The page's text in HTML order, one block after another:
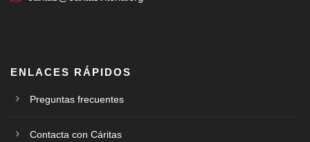
ENLACES RÁPIDOS
Preguntas frecuentes
Contacta con Cáritas